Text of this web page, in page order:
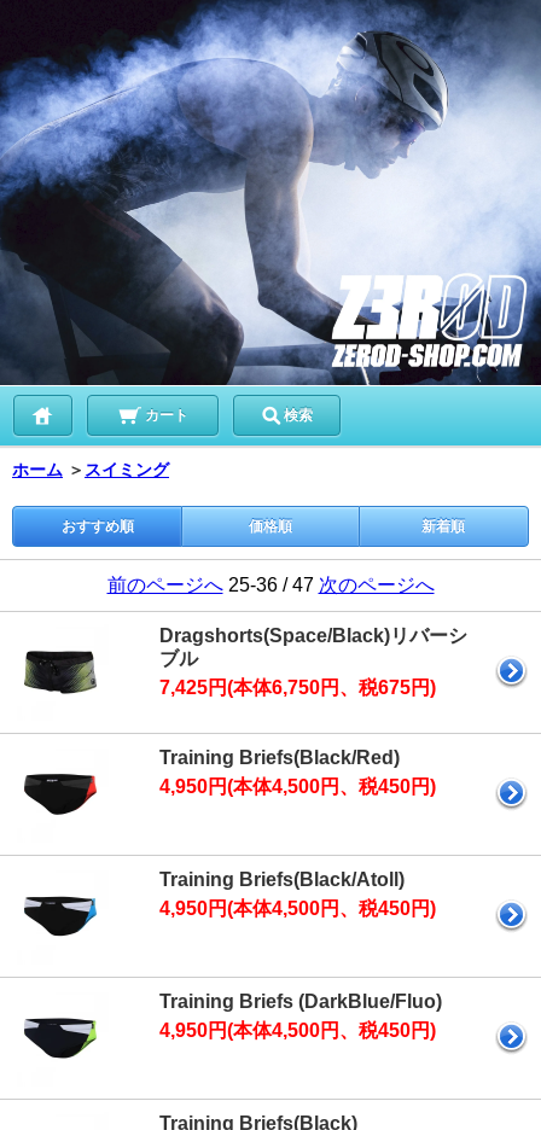
カート 検索
ホーム ＞ スイミング
おすすめ順 価格順 新着順
前のページへ25-36 / 47 次のページへ
Dragshorts(Space/Black)リバーシ
ブル
7,425円(本体6,750円、税675円)
Training Briefs(Black/Red)
4,950円(本体4,500円、税450円)
Training Briefs(Black/Atoll)
4,950円(本体4,500円、税450円)
Training Briefs (DarkBlue/Fluo)
4,950円(本体4,500円、税450円)
Training Briefs(Black)